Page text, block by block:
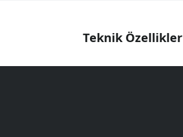
Teknik Özellikler